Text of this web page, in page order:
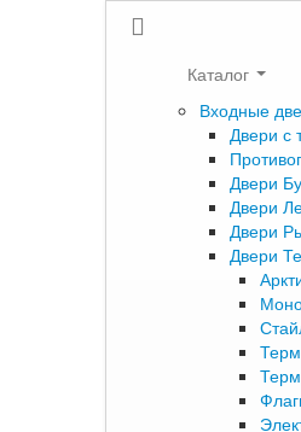
Каталог
Входные
Двери с
Двери
Двери
Двери
Двери